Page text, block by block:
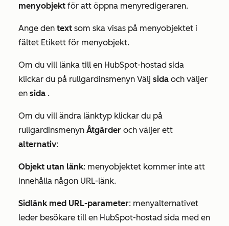
menyobjekt för att öppna menyredigeraren.
Ange den text som ska visas på menyobjektet i
fältet Etikett för menyobjekt.
Om du vill länka till en HubSpot-hostad sida
klickar du på rullgardinsmenyn Välj sida och väljer
en sida .
Om du vill ändra länktyp klickar du på
rullgardinsmenyn Åtgärder och väljer ett
alternativ:
Objekt utan länk: menyobjektet kommer inte att
innehålla någon URL-länk.
Sidlänk med URL-parameter: menyalternativet
leder besökare till en HubSpot-hostad sida med en